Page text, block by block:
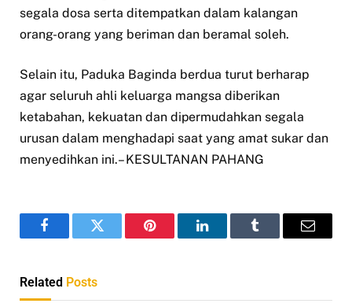
segala dosa serta ditempatkan dalam kalangan
orang-orang yang beriman dan beramal soleh.
Selain itu, Paduka Baginda berdua turut berharap
agar seluruh ahli keluarga mangsa diberikan
ketabahan, kekuatan dan dipermudahkan segala
urusan dalam menghadapi saat yang amat sukar dan
menyedihkan ini.– KESULTANAN PAHANG
FacebookTwitter Pinterest LinkedInTumblr Email
Related Posts